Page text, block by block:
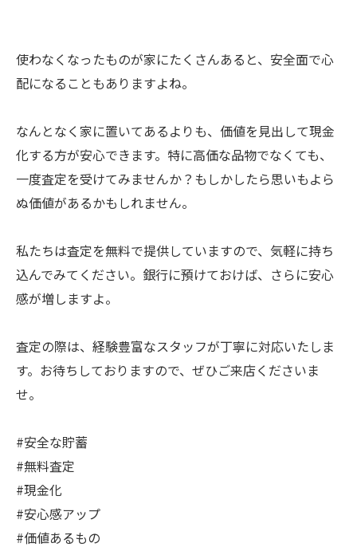
使わなくなったものが家にたくさんあると、安全面で心
配になることもありますよね。
なんとなく家に置いてあるよりも、価値を見出して現金
化する方が安心できます。特に高価な品物でなくても、
一度査定を受けてみませんか？もしかしたら思いもよら
ぬ価値があるかもしれません。
私たちは査定を無料で提供していますので、気軽に持ち
込んでみてください。銀行に預けておけば、さらに安心
感が増しますよ。
査定の際は、経験豊富なスタッフが丁寧に対応いたしま
す。お待ちしておりますので、ぜひご来店くださいま
せ。
#安全な貯蓄
#無料査定
#現金化
#安心感アップ
#価値あるもの